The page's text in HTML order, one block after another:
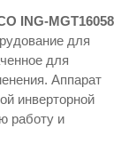
ING-MGT16058
для
для
Аппарат
инверторной
работу и